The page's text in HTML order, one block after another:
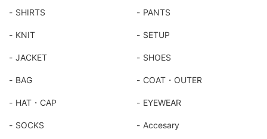
SHIRTS PANTS
KNIT SETUP
JACKET SHOES
BAG COAT・OUTER
HAT・CAP EYEWEAR
SOCKS Accesary